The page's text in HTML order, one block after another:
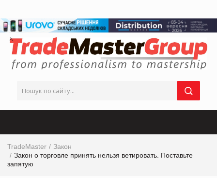
TradeMaster
Закон
Закон о торговле принять нельзя ветировать. Поставьте
запятую